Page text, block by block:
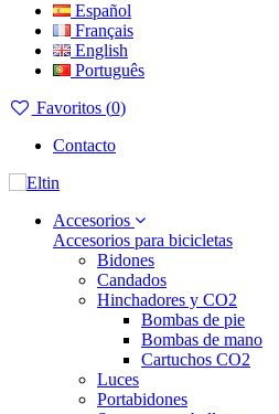
Español
Français
English
Português
Favoritos (0)
Contacto
Accesorios
Accesorios para bicicletas
Bidones
Candados
Hinchadores y CO2
Bombas de pie
Bombas de mano
Cartuchos CO2
Luces
Portabidones